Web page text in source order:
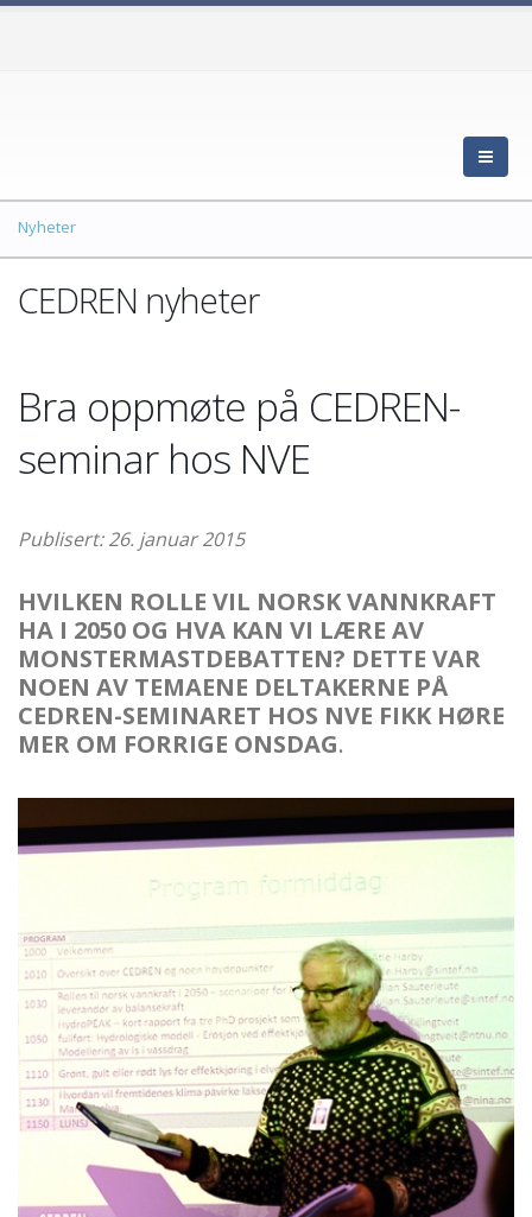
Nyheter
CEDREN nyheter
Bra oppmøte på CEDREN-
seminar hos NVE
Publisert: 26. januar 2015
HVILKEN ROLLE VIL NORSK VANNKRAFT
HA I 2050 OG HVA KAN VI LÆRE AV
MONSTERMASTDEBATTEN? DETTE VAR
NOEN AV TEMAENE DELTAKERNE PÅ
CEDREN-SEMINARET HOS NVE FIKK HØRE
MER OM FORRIGE ONSDAG.